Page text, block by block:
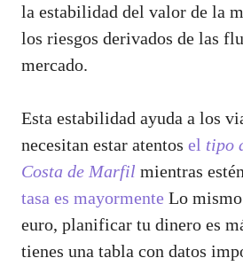
la estabilidad del valor de la
los riesgos derivados de las
mercado.
Esta estabilidad ayuda a los
necesitan estar atentos el tipo
Costa de Marfil mientras
tasa es mayormente Lo
euro, planificar tu dinero es
tienes una tabla con datos